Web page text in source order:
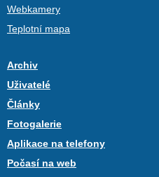
Webkamery
Teplotní mapa
Archiv
Uživatelé
Články
Fotogalerie
Aplikace na telefony
Počasí na web